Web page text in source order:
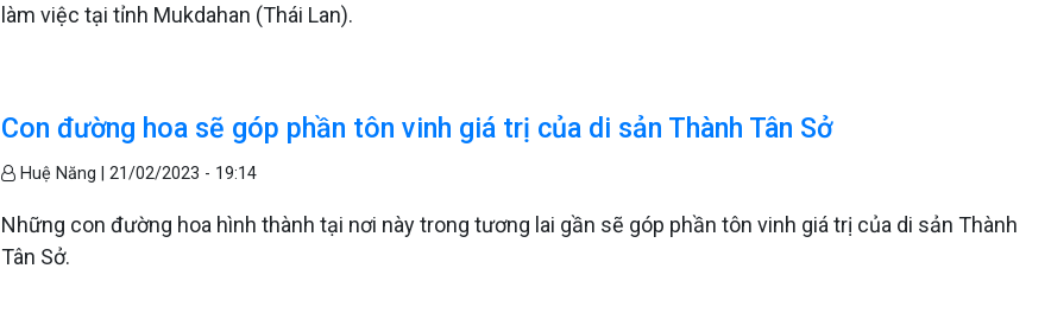
làm việc tại tỉnh Mukdahan (Thái Lan).
Con đường hoa sẽ góp phần tôn vinh giá trị của di sản Thành Tân Sở
Huệ Năng |21/02/2023 - 19:14
Những con đường hoa hình thành tại nơi này trong tương lai gần sẽ góp phần tôn vinh giá trị của di sản Thành
Tân Sở.